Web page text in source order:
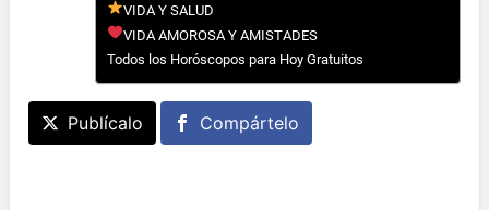
VIDA Y SALUD
VIDA AMOROSA Y AMISTADES
Todos los Horóscopos para Hoy Gratuitos
Publícalo Compártelo